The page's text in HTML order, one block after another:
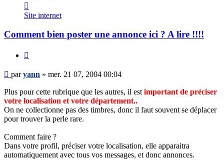
yann
Site internet
Comment bien poster une annonce ici ? A lire !!!!
Message
paryann » mer. 21 07, 2004 00:04
Plus pour cette rubrique que les autres, il est important de préciser
votre localisation et votre département..
On ne collectionne pas des timbres, donc il faut souvent se déplacer
pour trouver la perle rare.
Comment faire ?
Dans votre profil, préciser votre localisation, elle apparaitra
automatiquement avec tous vos messages, et donc annonces.